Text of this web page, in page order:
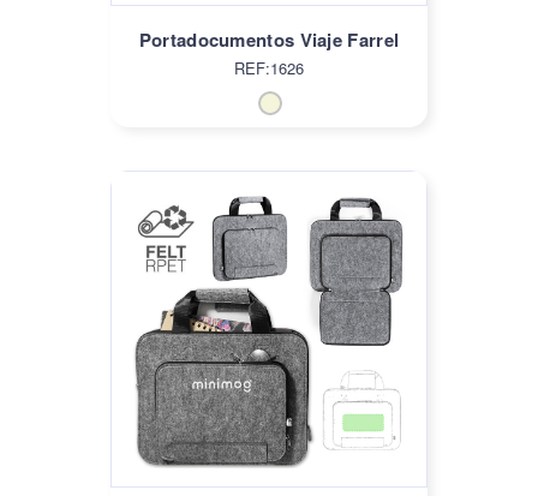
Portadocumentos Viaje Farrel
REF:1626